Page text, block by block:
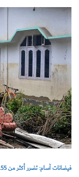
فيضانات آسام: تضرر أكثر من 155 ألف شخص وارتفاع حصيلة الوفيات إلى 98